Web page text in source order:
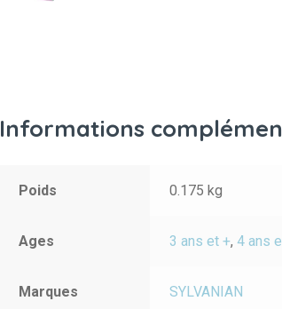
Informations
Poids 0.175 kg
Ages 3 ans et +,4 ans
Marques SYLVANIAN